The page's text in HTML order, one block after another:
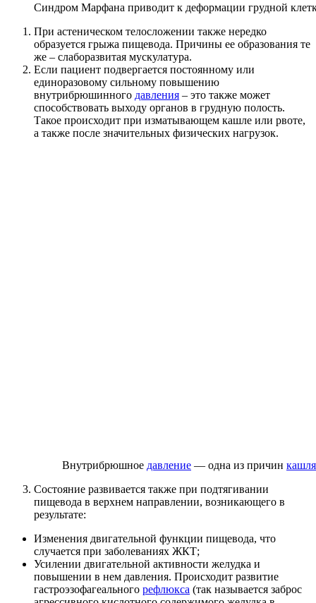
Синдром Марфана приводит к деформации грудной
При астеническом телосложении также нередко
образуется грыжа пищевода. Причины ее образования те
же – слаборазвитая мускулатура.
Если пациент подвергается постоянному или
единоразовому сильному повышению
внутрибрюшинного давления – это также может
способствовать выходу органов в грудную полость.
Такое происходит при изматывающем кашле или рвоте,
а также после значительных физических нагрузок.
Внутрибрюшное давление — одна из причин кашля
Состояние развивается также при подтягивании
пищевода в верхнем направлении, возникающего в
результате:
Изменения двигательной функции пищевода, что
случается при заболеваниях ЖКТ;
Усилении двигательной активности желудка и
повышении в нем давления. Происходит развитие
гастроэзофагеального рефлюкса (так называется заброс